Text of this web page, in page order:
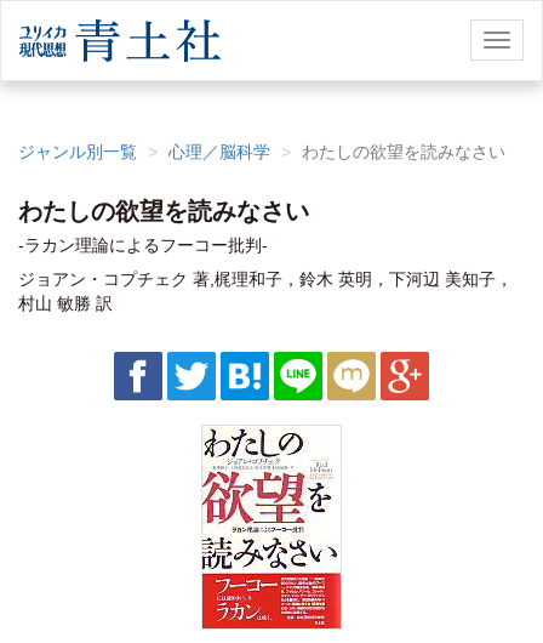
ジャンル別一覧 心理／脳科学 わたしの欲望を読みなさい
わたしの欲望を読みなさい
-ラカン理論によるフーコー批判-
ジョアン・コプチェク 著,梶理和子，鈴木 英明，下河辺 美知子，
村山 敏勝 訳